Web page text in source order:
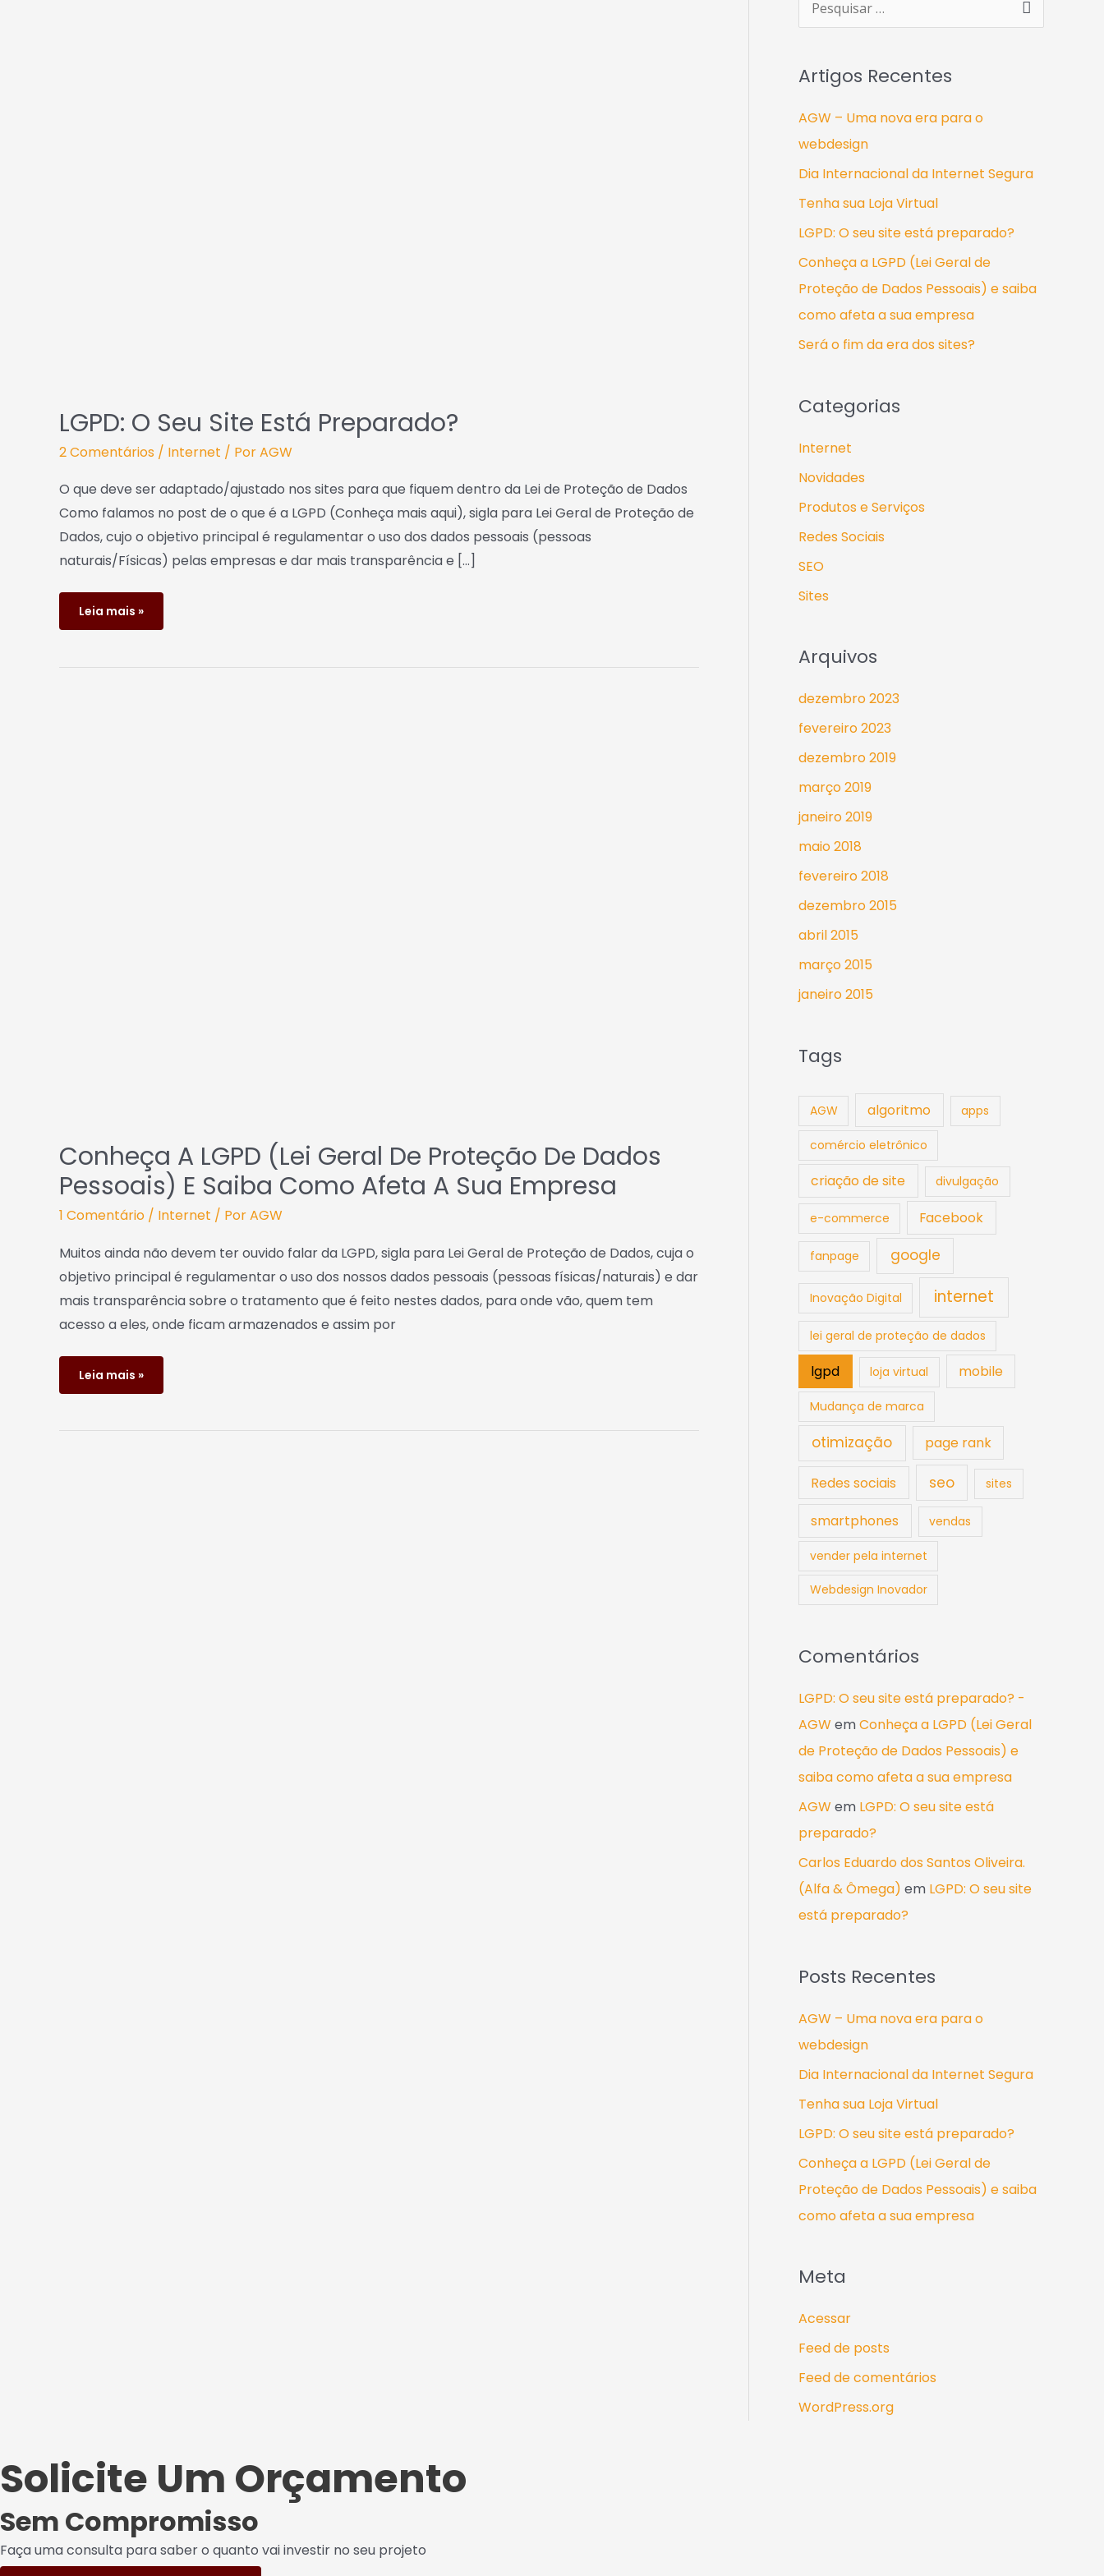
LGPD: O Seu Site Está Preparado?
2 Comentários / Internet / PorAGW
O que deve ser adaptado/ajustado nos sites para que fiquem dentro da Lei de Proteção de Dados
Como falamos no post de o que é a LGPD (Conheça mais aqui), sigla para Lei Geral de Proteção de
Dados, cujo o objetivo principal é regulamentar o uso dos dados pessoais (pessoas
naturais/Físicas) pelas empresas e dar mais transparência e […]
Leia mais »
Conheça A LGPD (Lei Geral De Proteção De Dados
Pessoais) E Saiba Como Afeta A Sua Empresa
1 Comentário / Internet / PorAGW
Muitos ainda não devem ter ouvido falar da LGPD, sigla para Lei Geral de Proteção de Dados, cuja o
objetivo principal é regulamentar o uso dos nossos dados pessoais (pessoas físicas/naturais) e dar
mais transparência sobre o tratamento que é feito nestes dados, para onde vão, quem tem
acesso a eles, onde ficam armazenados e assim por
Leia mais »
u
i
s
a
Artigos Recentes
AGW – Uma nova era para o
webdesign
Dia Internacional da Internet Segura
Tenha sua Loja Virtual
LGPD: O seu site está preparado?
Conheça a LGPD (Lei Geral de
Proteção de Dados Pessoais) e saiba
como afeta a sua empresa
Será o fim da era dos sites?
Categorias
Internet
Novidades
Produtos e Serviços
Redes Sociais
SEO
Sites
Arquivos
dezembro 2023
fevereiro 2023
dezembro 2019
março 2019
janeiro 2019
maio 2018
fevereiro 2018
dezembro 2015
abril 2015
março 2015
janeiro 2015
Tags
AGW algoritmo apps
comércio eletrônico
criação de site divulgação
e-commerce Facebook
fanpage google
Inovação Digital internet
lei geral de proteção de dados
lgpd loja virtual mobile
Mudança de marca
otimização page rank
Redes sociais seo sites
smartphones vendas
vender pela internet
Webdesign Inovador
Comentários
LGPD: O seu site está preparado? -
AGW emConheça a LGPD (Lei Geral
de Proteção de Dados Pessoais) e
saiba como afeta a sua empresa
AGW em LGPD: O seu site está
preparado?
Carlos Eduardo dos Santos Oliveira.
(Alfa & Ômega) em LGPD: O seu site
está preparado?
Posts Recentes
AGW – Uma nova era para o
webdesign
Dia Internacional da Internet Segura
Tenha sua Loja Virtual
LGPD: O seu site está preparado?
Conheça a LGPD (Lei Geral de
Proteção de Dados Pessoais) e saiba
como afeta a sua empresa
Meta
Acessar
Feed de posts
Feed de comentários
WordPress.org
Solicite Um Orçamento
Sem Compromisso
Faça uma consulta para saber o quanto vai investir no seu projeto